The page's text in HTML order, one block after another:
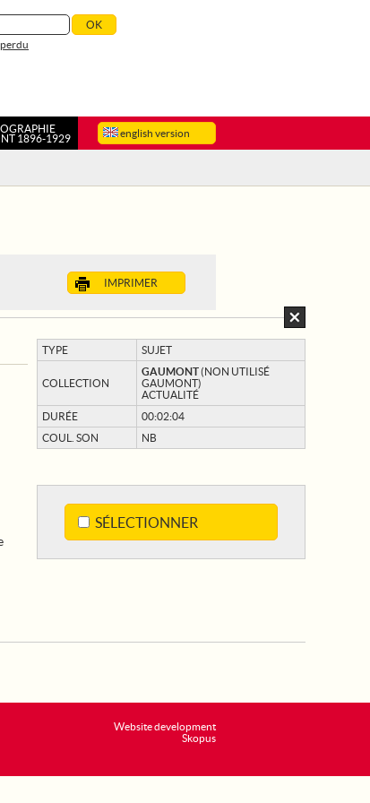
english version
1896-1929
IMPRIMER
TYPE SUJET
COLLECTION
GAUMONT(NON UTILISÉ
GAUMONT)
ACTUALITÉ
DURÉE
00:02:04
COUL. SON
NB
SÉLECTIONNER
Website development
Skopus